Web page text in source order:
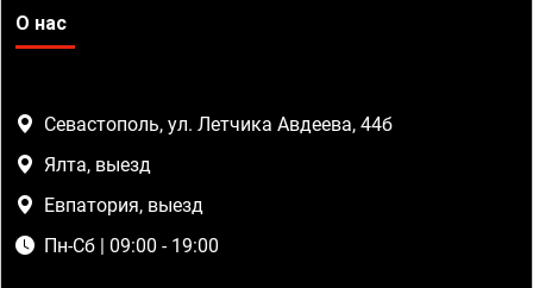
О нас
Севастополь, ул. Летчика Авдеева, 44б
Ялта, выезд
Евпатория, выезд
Пн-Сб | 09:00 - 19:00